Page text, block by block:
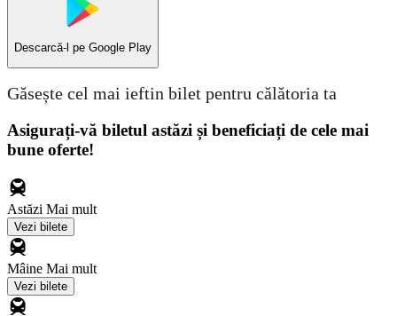
Descarcă-l pe Google Play
Găsește cel mai ieftin bilet pentru călătoria ta
Asigurați-vă biletul astăzi și beneficiați de cele mai
bune oferte!
Astăzi Mai mult
Vezi bilete
Mâine Mai mult
Vezi bilete